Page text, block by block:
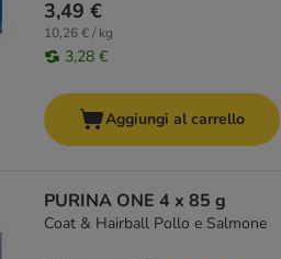
3,49 €
10,26 € / kg
3,28 €
Aggiungi al carrello
PURINA ONE 4 x 85 g
Coat & Hairball Pollo e Salmone